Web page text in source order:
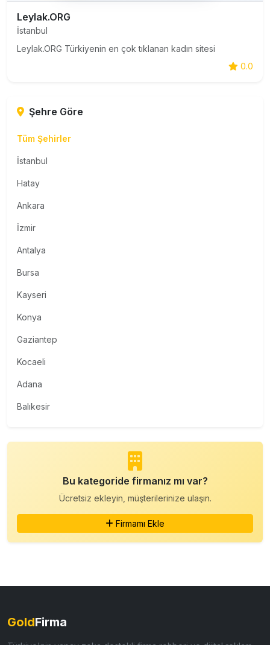
Leylak.ORG
İstanbul
Leylak.ORG Türkiyenin en çok tıklanan kadın sitesi
0.0
Şehre Göre
Tüm Şehirler
İstanbul
Hatay
Ankara
İzmir
Antalya
Bursa
Kayseri
Konya
Gaziantep
Kocaeli
Adana
Balıkesir
Bu kategoride firmanız mı var?
Ücretsiz ekleyin, müşterilerinize ulaşın.
Firmamı Ekle
GoldFirma